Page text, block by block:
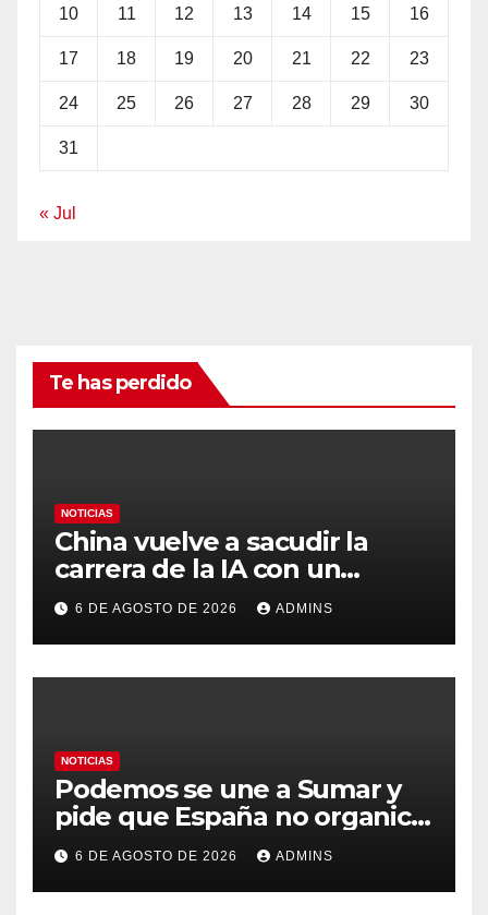
10 11 12 13 14 15 16
17 18 19 20 21 22 23
24 25 26 27 28 29 30
31
« Jul
Te has perdido
NOTICIAS
China vuelve a sacudir la
carrera de la IA con un
modelo capaz de trabajar
durante días sin intervención
humana
6 DE AGOSTO DE 2026 ADMINS
NOTICIAS
Podemos se une a Sumar y
pide que España no organice
el Mundial 2030 con
Marruecos por «atentar
contra la soberanía nacional»
6 DE AGOSTO DE 2026 ADMINS